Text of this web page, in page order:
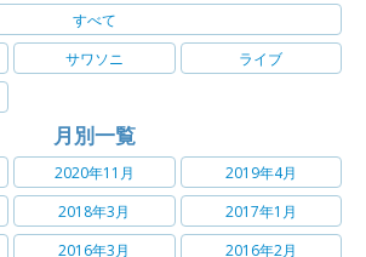
すべて
サワソニ
ライブ
月別一覧
2020年11月
2019年4月
2018年3月
2017年1月
2016年3月
2016年2月